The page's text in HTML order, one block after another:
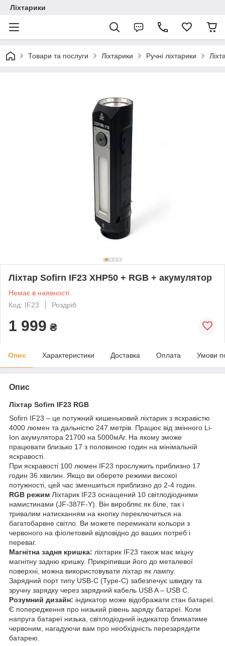
Ліхтарики
Товари та послуги Ліхтарики Ручні ліхтарики
Ліхтар Sofirn IF23 XHP50 + RGB + акумулятор
Немає в наявності
Код: IF23
Роздріб
1 999 ₴
Опис Характеристики Доставка Оплата Умови
Опис
Ліхтар Sofirn IF23 RGB
Sofirn IF23 – це потужний кишеньковий ліхтарик з яскравістю
4000 люмен та дальністю 247 метрів. Працює від змінного Li-
Ion акумулятора 21700 на 5000мАг. На якому зможе
працювати близько 17 з половиною годин на мінімальній
яскравості.
При яскравості 100 люмен IF23 прослужить приблизно 17
годин 36 хвилин. Якщо ви оберете режими високої
потужності, цей час зменшиться приблизно до 2-4 годин.
RGB режим Ліхтарик IF23 оснащений 10 світлодіодними
намистинами (JF-387F-Y). Він виробляє як біле, так і
тривалим натисканням на кнопку переключиться на
багатобарвне світло. Ви можете перемикати кольори з
червоного на фіолетовий відповідно до ваших потреб і
переваг.
Магнітна задня кришка: ліхтарик IF23 також має міцну
магнітну задню кришку. Прикріпивши його до металевої
поверхні, можна використовувати ліхтар як лампу.
Зарядний порт типу USB-C (Type-C) забезпечує швидку та
зручну зарядку через зарядний кабель USB A – USB C.
Розумний дизайн: індикатор може відображати стан батареї.
Є попередження про низький рівень заряду батареї. Коли
напруга батареї низька, світлодіодний індикатор блиматиме
червоним, нагадуючи вам про необхідність перезарядити
батарею.